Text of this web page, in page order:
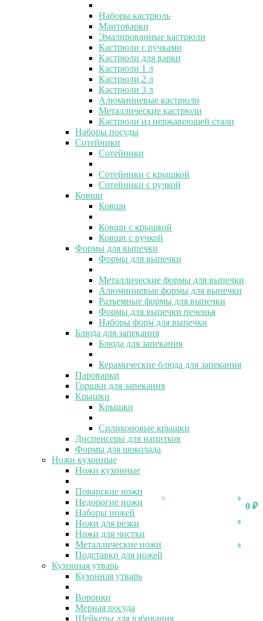
0
0 ₽
0
0
0
Наборы кастрюль
Мантоварки
Эмалированные кастрюли
Кастрюли с ручками
Кастрюли для варки
Кастрюли 1 л
Кастрюли 2 л
Кастрюли 3 л
Алюминиевые кастрюли
Металлические кастрюли
Кастрюли из нержавеющей стали
Наборы посуды
Сотейники
Сотейники
Сотейники с крышкой
Сотейники с ручкой
Ковши
Ковши
Ковши с крышкой
Ковши с ручкой
Формы для выпечки
Формы для выпечки
Металлические формы для выпечки
Алюминиевые формы для выпечки
Разъемные формы для выпечки
Формы для выпечки печенья
Наборы форм для выпечки
Блюда для запекания
Блюда для запекания
Керамические блюда для запекания
Пароварки
Горшки для запекания
Крышки
Крышки
Силиконовые крышки
Диспенсеры для напитков
Формы для шоколада
Ножи кухонные
Ножи кухонные
Поварские ножи
Недорогие ножи
Наборы ножей
Ножи для резки
Ножи для чистки
Металлические ножи
Подставки для ножей
Кухонная утварь
Кухонная утварь
Воронки
Мерная посуда
Шейкеры для взбивания